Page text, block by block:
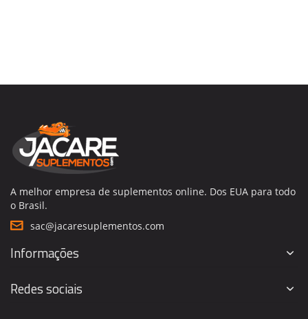
A melhor empresa de suplementos online. Dos EUA para todo
o Brasil.
sac@jacaresuplementos.com
Informações
Redes sociais